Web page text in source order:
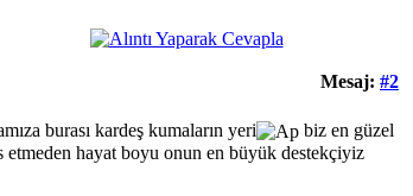
Mesaj: #2
burası kardeş kumaların yeri
biz en güzel
etmeden hayat boyu onun en büyük destekçiyiz